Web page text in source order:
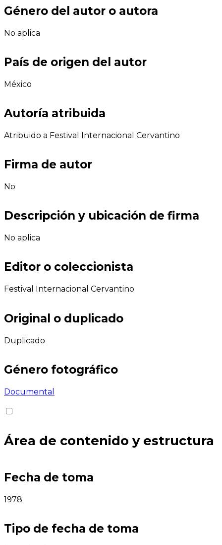
Género del autor o autora
No aplica
País de origen del autor
México
Autoría atribuida
Atribuido a Festival Internacional Cervantino
Firma de autor
No
Descripción y ubicación de firma
No aplica
Editor o coleccionista
Festival Internacional Cervantino
Original o duplicado
Duplicado
Género fotográfico
Documental
Área de contenido y estructura
Fecha de toma
1978
Tipo de fecha de toma